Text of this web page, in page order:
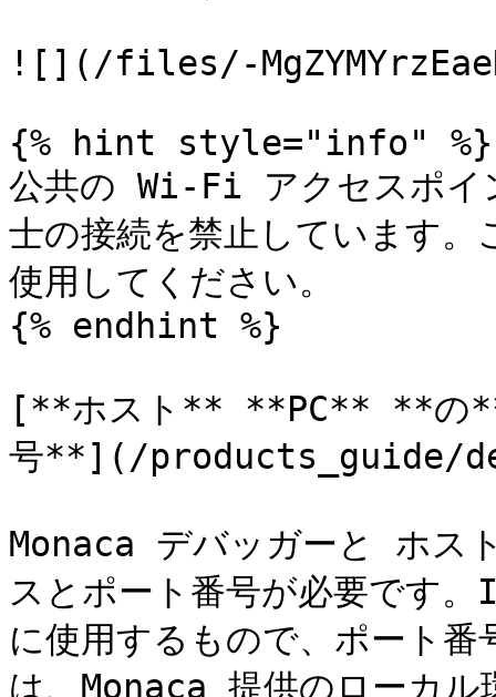
![](/files/-
{% hint style="info" %}
公共の Wi-Fi アクセスポイ
士の接続を禁止しています。
使用してください。
{% endhint %}
[**ホスト** **PC** **の
号**](/products_guide/
Monaca デバッガーと ホス
スとポート番号が必要です
に使用するもので、ポート
は、Monaca 提供のローカ